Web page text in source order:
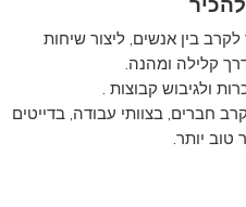
בין אנשים, ליצור שיחות
קלילה ומהנה.
ולגיבוש קבוצות .
חברים, בצוותי עבודה, בדייטים
טוב יותר.